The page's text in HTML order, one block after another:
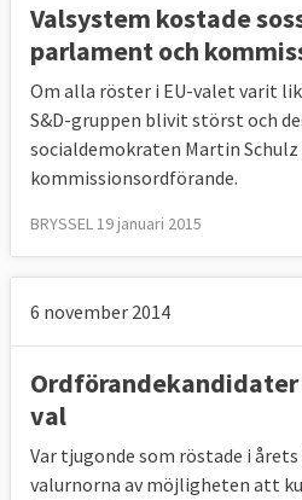
Valsystem kostade
parlament och
Om alla röster i EU-valet varit
S&D-gruppen blivit störst och
socialdemokraten Martin Schulz
kommissionsordförande.
BRYSSEL 19 januari 2015
6 november 2014
Ordförandekandidater
val
Var tjugonde som röstade i
valurnorna av möjligheten att